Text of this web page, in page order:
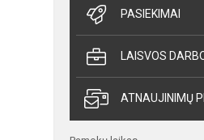
PASIEKIMAI
LAISVOS
ATNAUJINIMŲ